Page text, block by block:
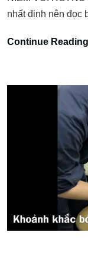
nhất định nên đọc
Continue Reading